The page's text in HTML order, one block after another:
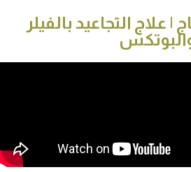
| علاج التجاعيد بالفيلر